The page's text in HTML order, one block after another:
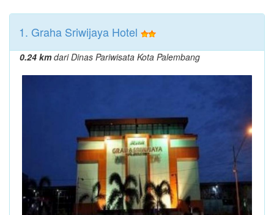
1. Graha Sriwijaya Hotel
0.24 kmdari Dinas Pariwisata Kota Palembang